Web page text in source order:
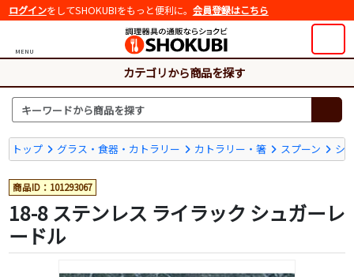
ログインをしてSHOKUBIをもっと便利に。 会員登録はこちら
MENU
カテゴリから商品を探す
トップ グラス・食器・カトラリー カトラリー・箸 スプーン シ
商品ID：101293067
18-8 ステンレス ライラック シュガーレ
ードル